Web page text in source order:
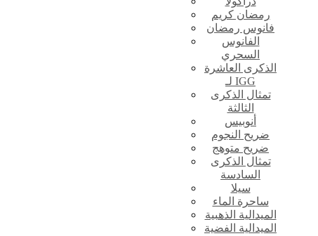
رمضان كريم
فانوس رمضان
الفانوس
السحري
الذكرى العاشرة
لـ IGG
تمثال الذكرى
الثالثة
أنوبيس
ضريح النجوم
ضريح متوهج
تمثال الذكرى
السادسة
سيلا
ساحرة الماء
الميدالية الذهبية
الميدالية الفضية